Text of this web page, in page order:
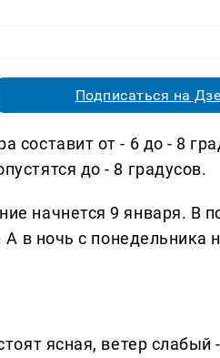
Подписаться на
составит от - 6 до - 8
до - 8 градусов.
начнется 9 января. В
в ночь с понедельника
ясная, ветер